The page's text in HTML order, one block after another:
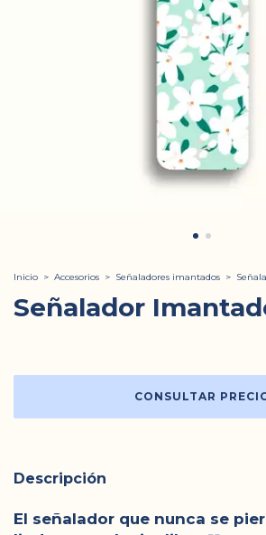
Inicio > Accesorios > Señaladores imantados >
Señalador
Descripción
El señalador que nunca se